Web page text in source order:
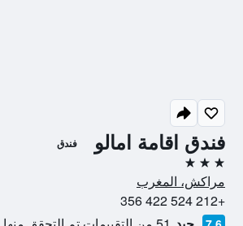
فندق اقامة امالو فندق
3 نجوم
مراكش، المغرب
+212 524 422 356